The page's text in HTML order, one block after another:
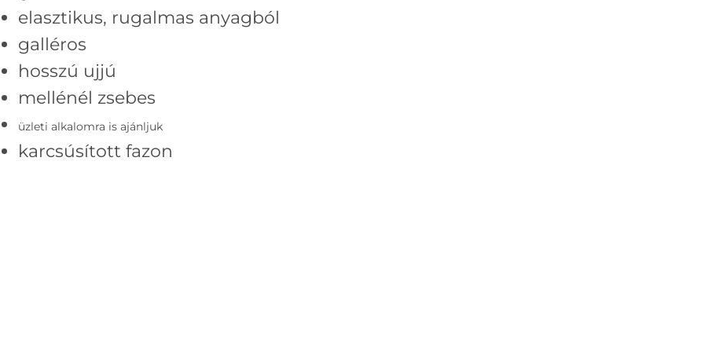
elasztikus, rugalmas anyagból
galléros
hosszú ujjú
mellénél zsebes
üzleti alkalomra is ajánljuk
karcsúsított fazon